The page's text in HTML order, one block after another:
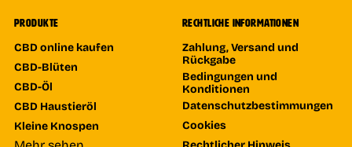
PRODUKTE
CBD online kaufen
CBD-Blüten
CBD-Öl
CBD Haustieröl
Kleine Knospen
RECHTLICHE INFORMATIONEN
Zahlung, Versand und
Rückgabe
Bedingungen und
Konditionen
Datenschutzbestimmungen
Cookies